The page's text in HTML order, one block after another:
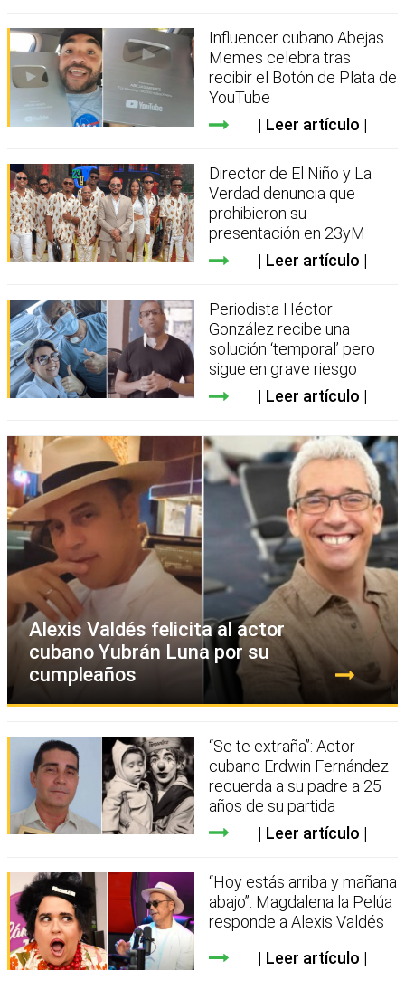
Influencer cubano Abejas
Memes celebra tras
recibir el Botón de Plata de
YouTube
Leer artículo
Director de El Niño y La
Verdad denuncia que
prohibieron su
presentación en 23yM
Leer artículo
Periodista Héctor
González recibe una
solución ‘temporal’ pero
sigue en grave riesgo
Leer artículo
Alexis Valdés felicita al actor
cubano Yubrán Luna por su
cumpleaños
“Se te extraña”: Actor
cubano Erdwin Fernández
recuerda a su padre a 25
años de su partida
Leer artículo
“Hoy estás arriba y mañana
abajo”: Magdalena la Pelúa
responde a Alexis Valdés
Leer artículo